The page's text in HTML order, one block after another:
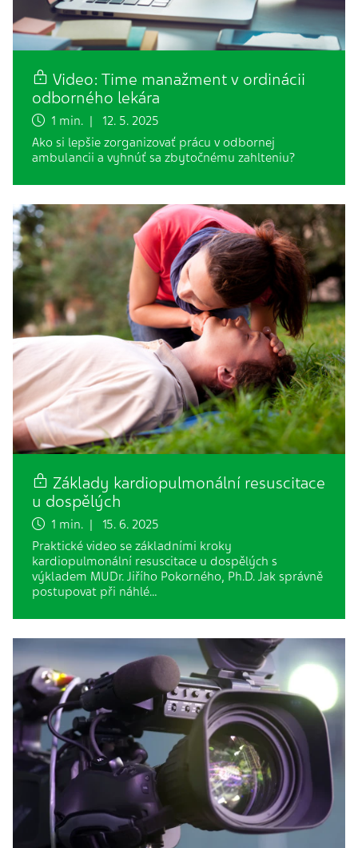
Video: Time manažment v ordinácii
odborného lekára
1 min. | 12. 5. 2025
Ako si lepšie zorganizovať prácu v odbornej
ambulancii a vyhnúť sa zbytočnému zahlteniu?
Základy kardiopulmonální resuscitace
u dospělých
1 min. | 15. 6. 2025
Praktické video se základními kroky
kardiopulmonální resuscitace u dospělých s
výkladem MUDr. Jiřího Pokorného, Ph.D. Jak správně
postupovat při náhlé…